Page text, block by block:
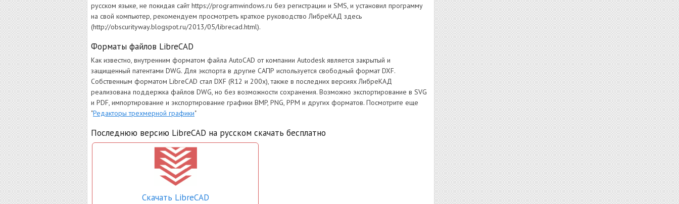
русском языке, не покидая сайт https://programwindows.ru без регистрации и SMS, и установил программу
на свой компьютер, рекомендуем просмотреть краткое руководство ЛибреКАД здесь
(http://obscurityway.blogspot.ru/2013/05/librecad.html).
Форматы файлов LibreCAD
Как известно, внутренним форматом файла AutoCAD от компании Autodesk является закрытый и
защищенный патентами DWG. Для экспорта в другие САПР используется свободный формат DXF.
Собственным форматом LibreCAD стал DXF (R12 и 200x), также в последних версиях ЛибреКАД
реализована поддержка файлов DWG, но без возможности сохранения. Возможно экспортирование в SVG
и PDF, импортирование и экспортирование графики BMP, PNG, PPM и других форматов. Посмотрите еще
"Редакторы трехмерной графики"
Последнюю версию LibreCAD на русском скачать бесплатно
Скачать LibreCAD